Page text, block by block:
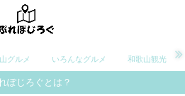
グルメ いろんなグルメ 和歌山観光
ぽじろぐとは？